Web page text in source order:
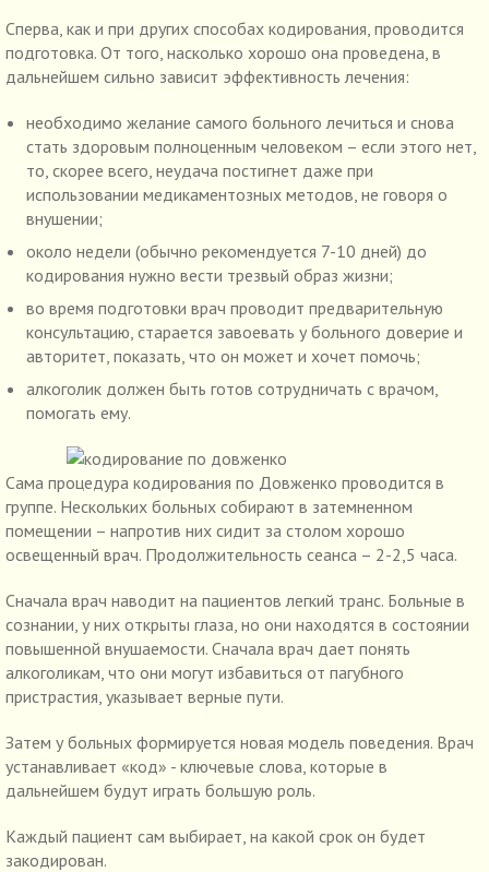
Сперва, как и при других способах кодирования, проводится
подготовка. От того, насколько хорошо она проведена, в
дальнейшем сильно зависит эффективность лечения:
необходимо желание самого больного лечиться и снова
стать здоровым полноценным человеком – если этого нет,
то, скорее всего, неудача постигнет даже при
использовании медикаментозных методов, не говоря о
внушении;
около недели (обычно рекомендуется 7-10 дней) до
кодирования нужно вести трезвый образ жизни;
во время подготовки врач проводит предварительную
консультацию, старается завоевать у больного доверие и
авторитет, показать, что он может и хочет помочь;
алкоголик должен быть готов сотрудничать с врачом,
помогать ему.
Сама процедура кодирования по Довженко проводится в
группе. Нескольких больных собирают в затемненном
помещении – напротив них сидит за столом хорошо
освещенный врач. Продолжительность сеанса – 2-2,5 часа.
Сначала врач наводит на пациентов легкий транс. Больные в
сознании, у них открыты глаза, но они находятся в состоянии
повышенной внушаемости. Сначала врач дает понять
алкоголикам, что они могут избавиться от пагубного
пристрастия, указывает верные пути.
Затем у больных формируется новая модель поведения. Врач
устанавливает «код» - ключевые слова, которые в
дальнейшем будут играть большую роль.
Каждый пациент сам выбирает, на какой срок он будет
закодирован.